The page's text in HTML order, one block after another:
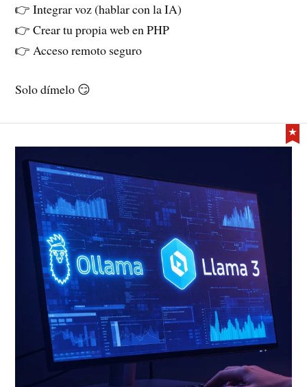
👉 Integrar voz (hablar con la IA)
👉 Crear tu propia web en PHP
👉 Acceso remoto seguro
Solo dímelo 😏